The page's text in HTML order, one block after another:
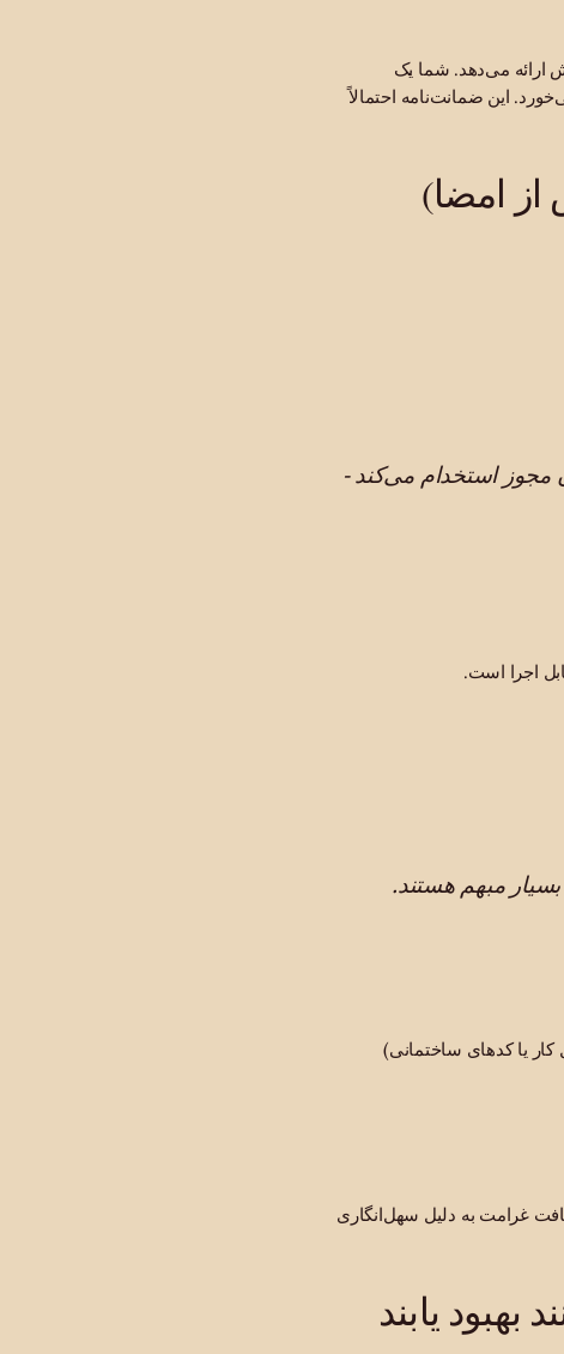
ارائه می‌دهد. شما یک
این ضمانت‌نامه احتمالاً
مجوز استخدام می‌کند -
اجرا است.
مبهم هستند.
یا کدهای ساختمانی)
غرامت به دلیل سهل‌انگاری